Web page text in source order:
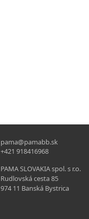
pama@pamabb.sk
+421 918416968
PAMA SLOVAKIA spol. s r.o.
Rudlovská cesta 85
974 11 Banská Bystrica